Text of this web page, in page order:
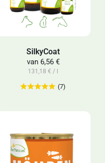
SilkyCoat
van6,56 €
131,18 € / l
(7)